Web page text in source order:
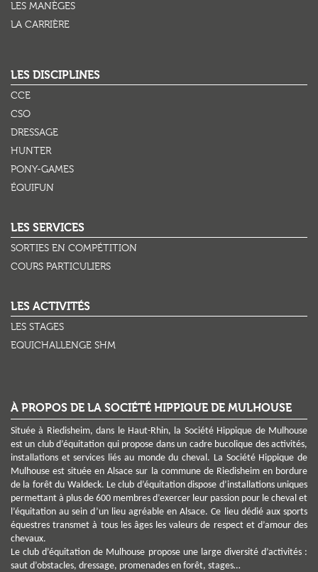
LES MANÈGES
LA CARRIÈRE
LES DISCIPLINES
CCE
CSO
DRESSAGE
HUNTER
PONY-GAMES
ÉQUIFUN
LES SERVICES
SORTIES EN COMPÉTITION
COURS PARTICULIERS
LES ACTIVITÉS
LES STAGES
EQUICHALLENGE SHM
À PROPOS DE LA SOCIÉTÉ HIPPIQUE DE MULHOUSE
Située à Riedisheim, dans le Haut-Rhin, la Société Hippique de Mulhouse
est un club d’équitation qui propose dans un cadre bucolique des activités,
installations et services liés au monde du cheval. La Société Hippique de
Mulhouse est située en Alsace sur la commune de Riedisheim en bordure
de la forêt du Waldeck. Le club d’équitation dispose d’installations uniques
permettant à plus de 600 membres d’exercer leur passion pour le cheval et
l’équitation au sein d’un lieu agréable en Alsace. Ce lieu dédié aux sports
équestres transmet à tous les âges les valeurs de respect et d’amour des
chevaux.
Le club d’équitation de Mulhouse propose une large diversité d’activités :
saut d’obstacles, dressage, promenades en forêt, stages…